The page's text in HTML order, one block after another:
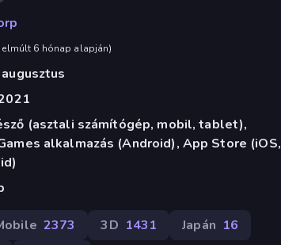
elmúlt 6 hónap alapján)
(asztali számítógép, mobil, tablet),
alkalmazás (Android), App Store (iOS,
2373 3D 1431 Japán 16